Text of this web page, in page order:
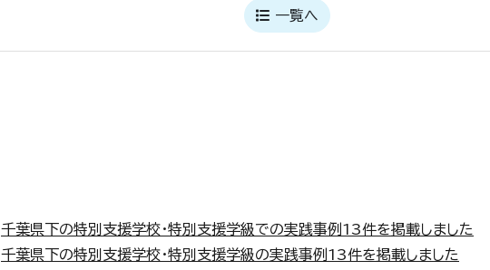
一覧へ
千葉県下の特別支援学校・特別支援学級での実践事例13件を掲載しました
千葉県下の特別支援学校・特別支援学級の実践事例13件を掲載しました